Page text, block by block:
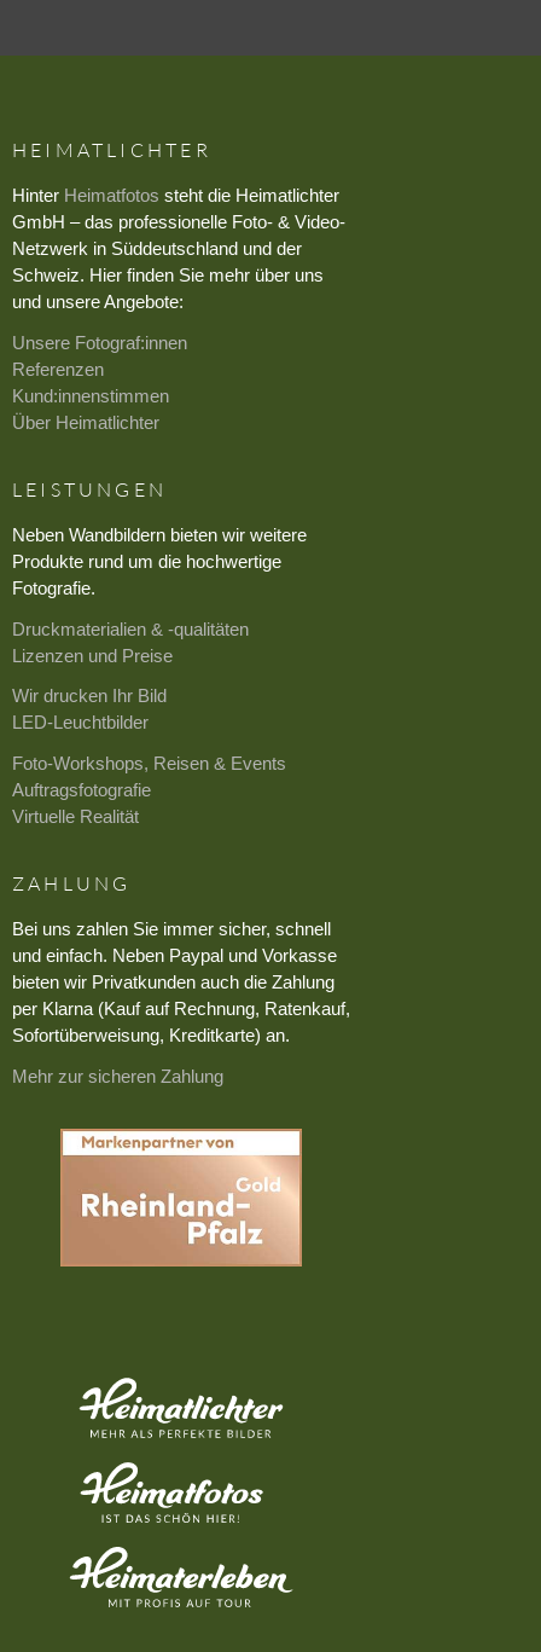
HEIMATLICHTER
Hinter Heimatfotos steht die Heimatlichter
GmbH – das professionelle Foto- & Video-
Netzwerk in Süddeutschland und der
Schweiz. Hier finden Sie mehr über uns
und unsere Angebote:
Unsere Fotograf:innen
Referenzen
Kund:innenstimmen
Über Heimatlichter
LEISTUNGEN
Neben Wandbildern bieten wir weitere
Produkte rund um die hochwertige
Fotografie.
Druckmaterialien & -qualitäten
Lizenzen und Preise
Wir drucken Ihr Bild
LED-Leuchtbilder
Foto-Workshops, Reisen & Events
Auftragsfotografie
Virtuelle Realität
ZAHLUNG
Bei uns zahlen Sie immer sicher, schnell
und einfach. Neben Paypal und Vorkasse
bieten wir Privatkunden auch die Zahlung
per Klarna (Kauf auf Rechnung, Ratenkauf,
Sofortüberweisung, Kreditkarte) an.
Mehr zur sicheren Zahlung